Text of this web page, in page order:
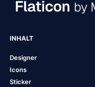
INHALT
Designer
Icons
Sticker